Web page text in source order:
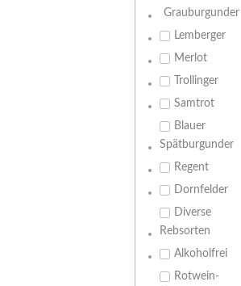
Grauburgunder
Lemberger
Merlot
Trollinger
Samtrot
Blauer
Spätburgunder
Regent
Dornfelder
Diverse
Rebsorten
Alkoholfrei
Rotwein-